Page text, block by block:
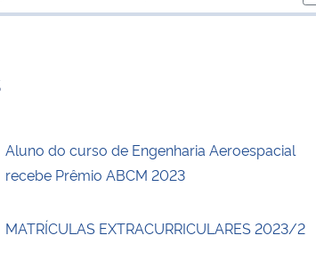
Aluno do curso de Engenharia Aeroespacial
recebe Prêmio ABCM 2023
MATRÍCULAS EXTRACURRICULARES 2023/2